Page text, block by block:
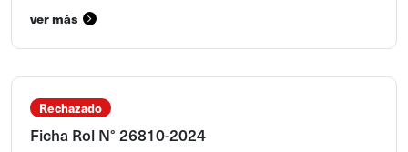
ver más
Rechazado
Ficha Rol N° 26810-2024